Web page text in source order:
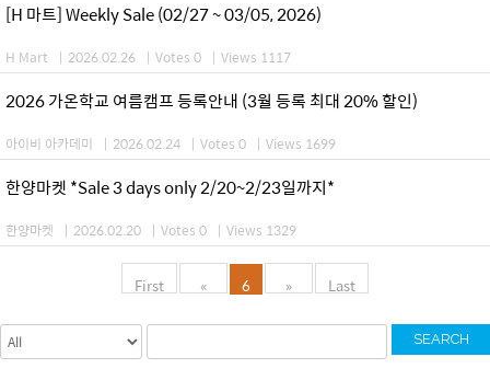
[H 마트] Weekly Sale (02/27 ~ 03/05, 2026)
H Mart | 2026.02.26 | Votes 0 | Views 1117
2026 가온학교 여름캠프 등록안내 (3월 등록 최대 20% 할인)
아이비 아카데미 | 2026.02.24 | Votes 0 | Views 1699
한양마켓 *Sale 3 days only 2/20~2/23일까지*
한양마켓 | 2026.02.20 | Votes 0 | Views 1329
First « 6 » Last
SEARCH